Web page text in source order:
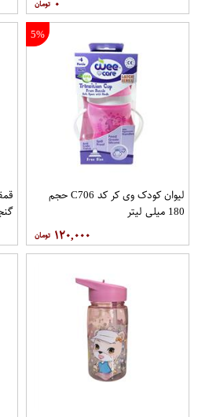
5%
لیوان کودک وی کر کد C706 حجم
180 میلی لیتر
۱۲۰,۰۰۰